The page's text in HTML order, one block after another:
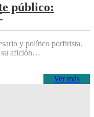
público:
y político porfirista.
su afición…
Ver más